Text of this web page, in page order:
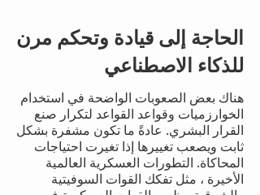
الحاجة إلى قيادة وتحكم مرن
للذكاء الاصطناعي
هناك بعض الصعوبات الواضحة في استخدام
الخوارزميات وقواعد القواعد لتكرار صنع
القرار البشري. عادةً ما تكون مشفرة بشكل
ثابت ويصعب تغييرها إذا تغيرت احتياجات
المحاكاة. التطورات العسكرية العالمية
الأخيرة ، مثل تفكك القوات السوفيتية